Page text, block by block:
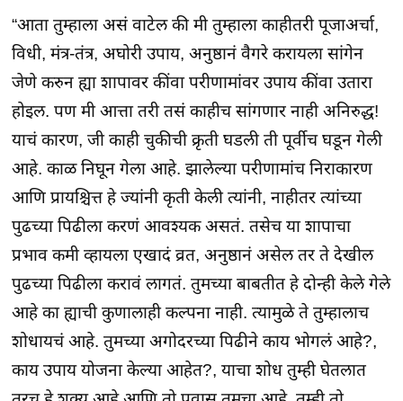
“आता तुम्हाला असं वाटेल की मी तुम्हाला काहीतरी पूजाअर्चा,
विधी, मंत्र-तंत्र, अघोरी उपाय, अनुष्ठानं वैगरे करायला सांगेन
जेणे करुन ह्या शापावर कींवा परीणामांवर उपाय कींवा उतारा
होइल. पण मी आत्ता तरी तसं काहीच सांगणार नाही अनिरुद्ध!
याचं कारण, जी काही चुकीची क्रृती घडली ती पूर्वीच घडून गेली
आहे. काळ निघून गेला आहे. झालेल्या परीणामांच निराकारण
आणि प्रायश्चित्त हे ज्यांनी कृती केली त्यांनी, नाहीतर त्यांच्या
पुढच्या पिढीला करणं आवश्यक असतं. तसेच या शापाचा
प्रभाव कमी व्हायला एखादं व्रत, अनुष्ठानं असेल तर ते देखील
पुढच्या पिढीला करावं लागतं. तुमच्या बाबतीत हे दोन्ही केले गेले
आहे का ह्याची कुणालाही कल्पना नाही. त्यामुळे ते तुम्हालाच
शोधायचं आहे. तुमच्या अगोदरच्या पिढीने काय भोगलं आहे?,
काय उपाय योजना केल्या आहेत?, याचा शोध तुम्ही घेतलात